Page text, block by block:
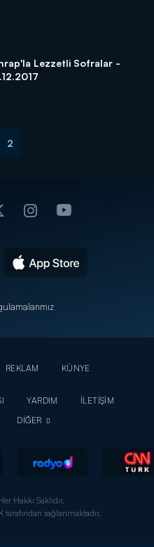
Lezzetli Sofralar -
2
REKLAM
KÜNYE
YARDIM
İLETİŞİM
DİĞER
Hakkı Saklıdır.
sağlanmaktadır.